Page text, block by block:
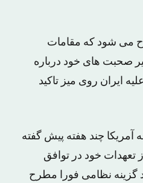
می شود که مقامات
صحبت های خود درباره
ایران روی میز تاکید
آمریکا چند هفته پیش گفته
تعهدات خود در توافق
گزینه نظامی فورا مطرح